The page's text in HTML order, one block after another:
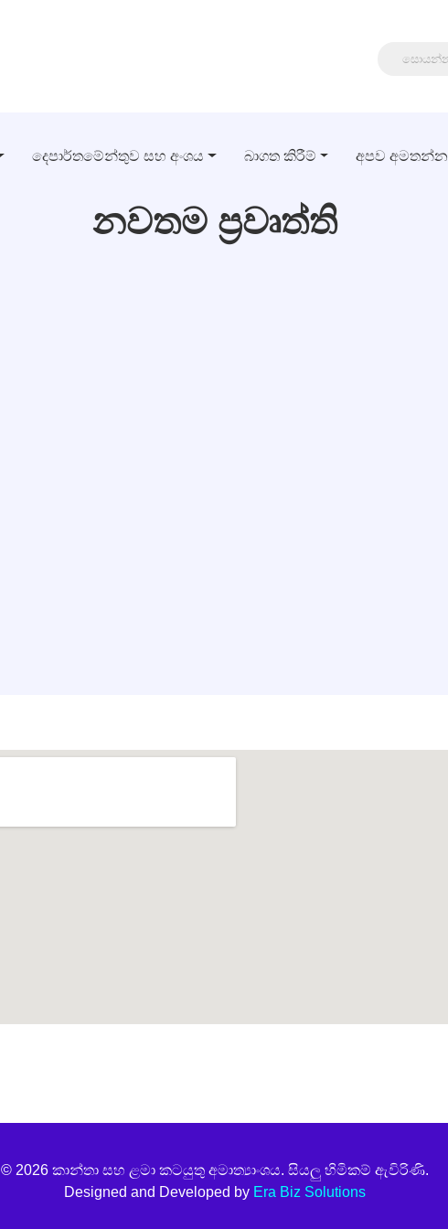
දෙපාර්තමේන්තුව සහ අංශය බාගත කිරීම් අපව අමතන්න
නවතම ප්‍රවෘත්ති
© 2026 කාන්තා සහ ළමා කටයුතු අමාත්‍යාංශය. සියලු හිමිකම් ඇවිරිණි.
Designed and Developed by Era Biz Solutions